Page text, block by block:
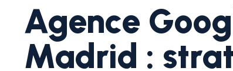
Agence
Madrid :